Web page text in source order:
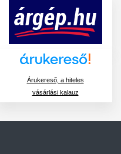
Árukereső, a hiteles
vásárlási kalauz